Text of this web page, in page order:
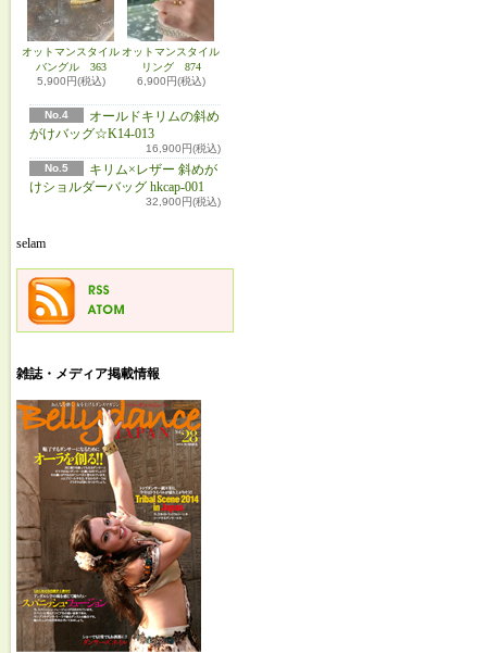
オットマンスタイル
バングル 363
5,900円(税込)
オットマンスタイル
リング 874
6,900円(税込)
No.4
オールドキリムの斜め
がけバッグ☆K14-013
16,900円(税込)
No.5
キリム×レザー 斜めが
けショルダーバッグ hkcap-001
32,900円(税込)
selam
雑誌・メディア掲載情報